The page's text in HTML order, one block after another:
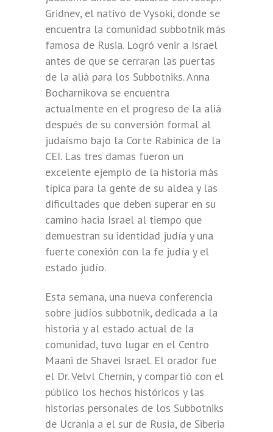
Gridnev, el nativo de Vysoki, donde se
encuentra la comunidad subbotnik más
famosa de Rusia. Logró venir a Israel
antes de que se cerraran las puertas
de la aliá para los Subbotniks. Anna
Bocharnikova se encuentra
actualmente en el progreso de la aliá
después de su conversión formal al
judaísmo bajo la Corte Rabínica de la
CEI. Las tres damas fueron un
excelente ejemplo de la historia más
típica para la gente de su aldea y las
dificultades que deben superar en su
camino hacia Israel al tiempo que
demuestran su identidad judía y una
fuerte conexión con la fe judía y el
estado judío.
Esta semana, una nueva conferencia
sobre judíos subbotnik, dedicada a la
historia y al estado actual de la
comunidad, tuvo lugar en el Centro
Maani de Shavei Israel. El orador fue
el Dr. Velvl Chernin, y compartió con el
público los hechos históricos y las
historias personales de los Subbotniks
de Ucrania a el sur de Rusia, de Siberia